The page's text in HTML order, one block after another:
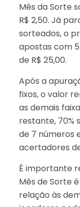
Mês da Sorte
R$ 2,50. Já
sorteados, o
apostas com
de R$ 25,00.
Após a
fixos, o valor
as demais
restante, 70%
de 7 números
acertadores
É importante
Mês de Sorte
relação às